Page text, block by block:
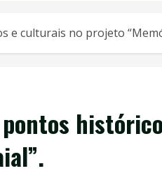
culturais no projeto